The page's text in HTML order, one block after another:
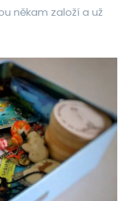
někam založí a už